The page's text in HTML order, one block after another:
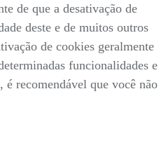
de que a desativação de
deste e de muitos outros
de cookies geralmente
funcionalidades e
é recomendável que você não